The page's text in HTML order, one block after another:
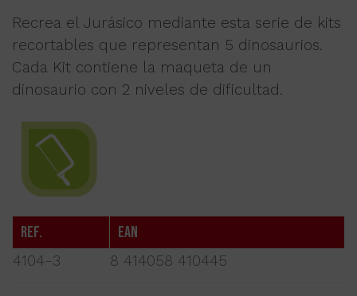
Recrea el Jurásico mediante esta serie de kits
recortables que representan 5 dinosaurios.
Cada Kit contiene la maqueta de un
dinosaurio con 2 niveles de dificultad.
Ref. EAN
4104-3 8 414058 410445